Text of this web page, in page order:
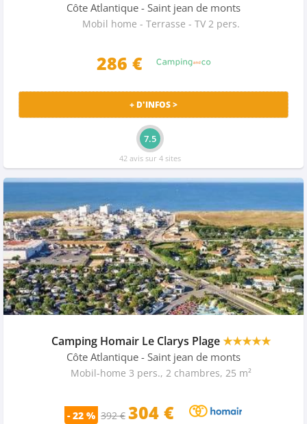
Côte Atlantique - Saint jean de monts
Mobil home - Terrasse - TV 2 pers.
286 €
+ D'INFOS >
7.5
42 avis sur 4 sites
Camping Homair Le Clarys Plage★★★★★
Côte Atlantique - Saint jean de monts
Mobil-home 3 pers., 2 chambres, 25 m²
- 22 % 392 € 304 €